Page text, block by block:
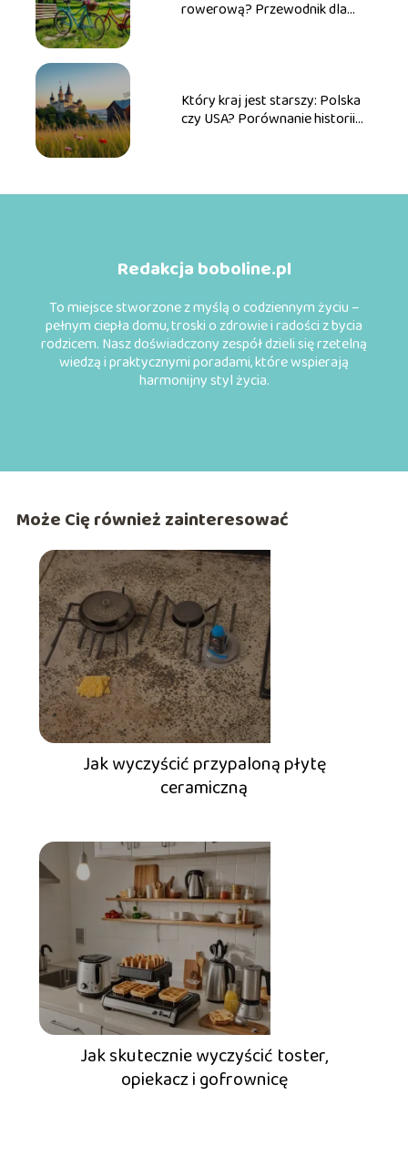
rowerową? Przewodnik dla
Który kraj jest starszy: Polska
czy USA? Porównanie historii
Redakcja boboline.pl
To miejsce stworzone z myślą o codziennym życiu –
pełnym ciepła domu, troski o zdrowie i radości z bycia
rodzicem. Nasz doświadczony zespół dzieli się rzetelną
wiedzą i praktycznymi poradami, które wspierają
harmonijny styl życia.
Może Cię również zainteresować
Jak wyczyścić przypaloną płytę
ceramiczną
Jak skutecznie wyczyścić toster,
opiekacz i gofrownicę